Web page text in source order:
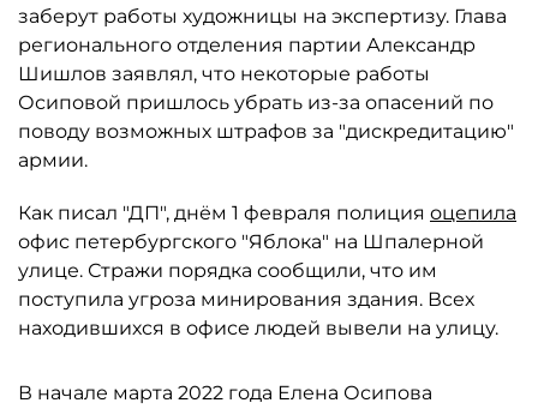
заберут работы художницы на экспертизу. Глава
регионального отделения партии Александр
Шишлов заявлял, что некоторые работы
Осиповой пришлось убрать из-за опасений по
поводу возможных штрафов за "дискредитацию"
армии.
Как писал "ДП", днём 1 февраля полиция оцепила
офис петербургского "Яблока" на Шпалерной
улице. Стражи порядка сообщили, что им
поступила угроза минирования здания. Всех
находившихся в офисе людей вывели на улицу.
В начале марта 2022 года Елена Осипова